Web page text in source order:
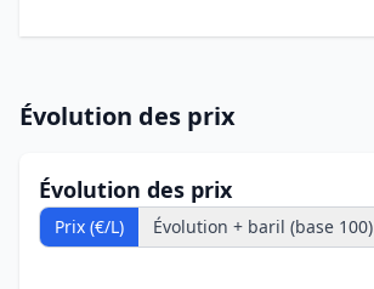
Évolution des prix
Évolution des prix
Prix (€/L) Évolution + baril (base 100)